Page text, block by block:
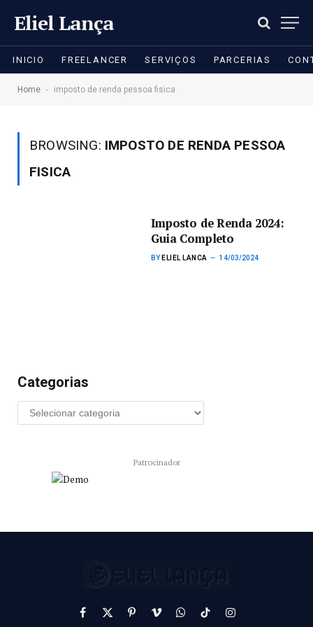
Eliel Lança
INICIO FREELANCER SERVIÇOS PARCERIAS
Home - imposto de renda pessoa fisica
BROWSING: IMPOSTO DE RENDA PESSOA
FISICA
Imposto de Renda 2024:
Guia Completo
BY ELIEL LANCA 14/03/2024
Categorias
Patrocinador
Facebook
X
PinterestVimeoWhatsApp
TikTokInstagram